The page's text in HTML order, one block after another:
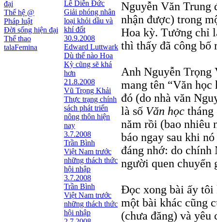
đại
Thế hệ @
Pháp luật
Đời sống hiện đại
Thể thao
talaFemina
Lê Diễn Đức
Giải phóng nhân
loại khỏi dầu và
khí đốt
30.9.2008
Edward Luttwark
Dù thế nào Hoa
Kỳ cũng sẽ khá
hơn
21.8.2008
Vũ Trọng Khải
Thực trạng chính
sách phát triển
nông thôn hiện
nay
3.7.2008
Trần Bình
Việt Nam trước
những thách thức
hội nhập
3.7.2008
Trần Bình
Việt Nam trước
những thách thức
hội nhập
Nguyễn Văn Trung
nhận được) trong
Hoa kỳ. Tưởng chỉ
thì thấy đã công bố
Anh Nguyễn Trọng
mang tên “Văn
đó (do nhà văn
là số Văn học tháng
năm rồi (bao nhiêu
báo ngay sau khi
đáng nhớ: do chính
người quen chuyển
Đọc xong bài ấy tôi
một bài khác cũng
(chưa đăng) và